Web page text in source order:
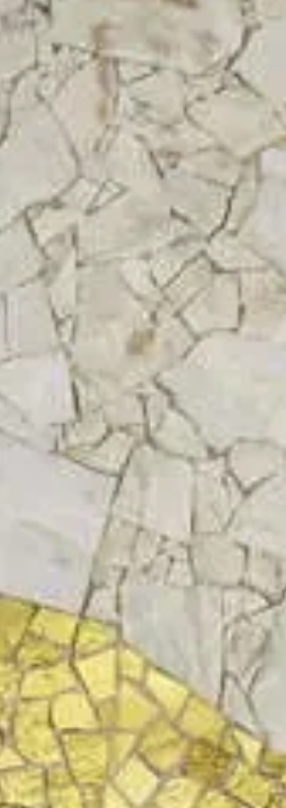
assurances. Tous nos bagages ont été
volés, y compris le sac à main de mon
épouse. Bienvenue dans la réalité! On s’en
est tirés pas si mal grâce aux assurances.
On s’est demandé quelle pouvait être la
vie de ces pauvres voleurs de véhicules,